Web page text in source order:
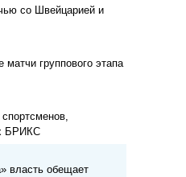
со Швейцарией и
группового этапа
БРИКС
власть обещает